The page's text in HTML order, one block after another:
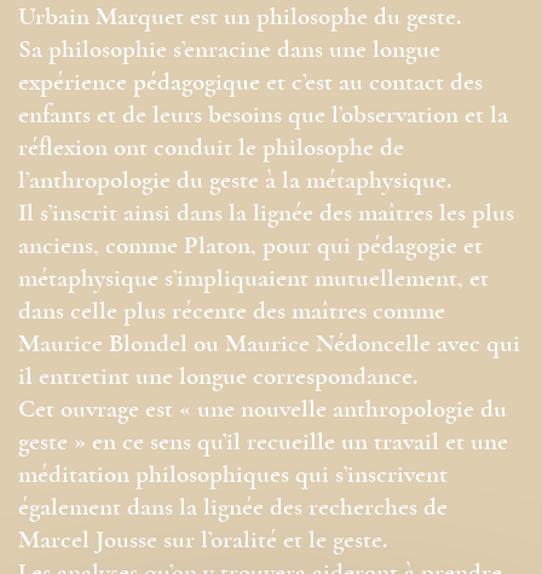
Urbain Marquet est un philosophe du geste.
Sa philosophie s’enracine dans une longue
expérience pédagogique et c’est au contact des
enfants et de leurs besoins que l’observation et la
réflexion ont conduit le philosophe de
l’anthropologie du geste à la métaphysique.
Il s’inscrit ainsi dans la lignée des maîtres les plus
anciens, comme Platon, pour qui pédagogie et
métaphysique s’impliquaient mutuellement, et
dans celle plus récente des maîtres comme
Maurice Blondel ou Maurice Nédoncelle avec qui
il entretint une longue correspondance.
Cet ouvrage est « une nouvelle anthropologie du
geste » en ce sens qu’il recueille un travail et une
méditation philosophiques qui s’inscrivent
également dans la lignée des recherches de
Marcel Jousse sur l’oralité et le geste.